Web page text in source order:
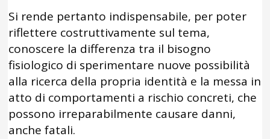
Si rende pertanto indispensabile, per poter
riflettere costruttivamente sul tema,
conoscere la differenza tra il bisogno
fisiologico di sperimentare nuove possibilità
alla ricerca della propria identità e la messa in
atto di comportamenti a rischio concreti, che
possono irreparabilmente causare danni,
anche fatali.